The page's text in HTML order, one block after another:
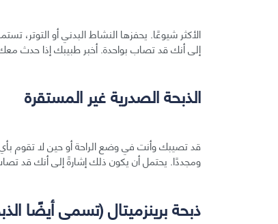
الأكثر شيوعًا. يحفزها النشاط البدني أو التوتر،
إلى أنك قد تصاب بواحدة. أخبر طبيبك إذا حدث
الذبحة الصدرية غير المستقرة
قد تصيبك وأنت في وضع الراحة أو حين لا تقوم
ومجددًا. يحتمل أن يكون ذلك إشارةً إلى أنك قد
ذبحة برينزميتال (تسمى أيضًا